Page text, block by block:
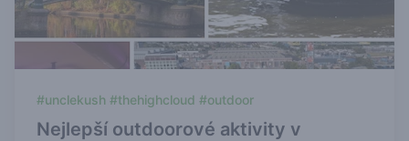
#unclekush #thehighcloud #outdoor
Nejlepší outdoorové aktivity v